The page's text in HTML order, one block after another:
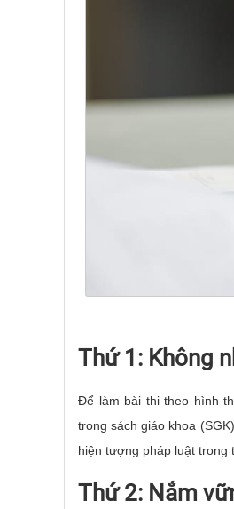
Thứ 1: Không
Để làm bài thi theo hình
trong sách giáo khoa
hiện tượng pháp luật trong
Thứ 2: Nắm